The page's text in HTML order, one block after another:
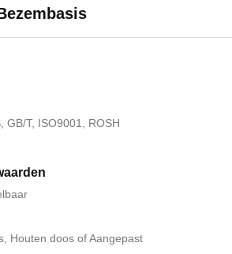
GB/T, ISO9001, ROSH
Houten doos of Aangepast